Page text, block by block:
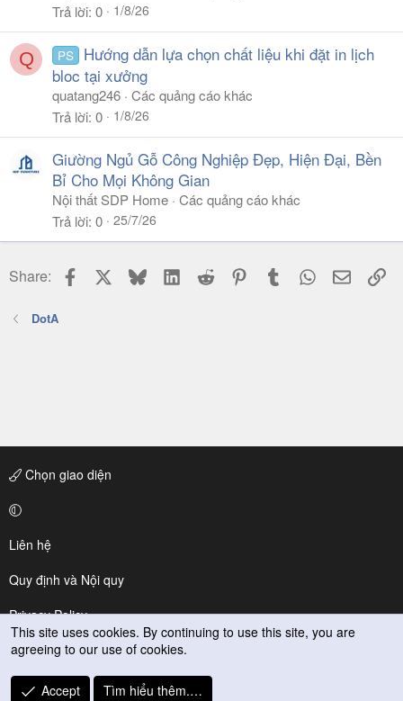
Trả lời 0 1/8/26
Q PS
Hướng dẫn lựa chọn chất liệu khi đặt in lịch
bloc tại xưởng
quatang246 Các quảng cáo khác
Trả lời 0 1/8/26
Giường Ngủ Gỗ Công Nghiệp Đẹp, Hiện Đại, Bền
Bỉ Cho Mọi Không Gian
Nội thất SDP Home Các quảng cáo khác
Trả lời 0 25/7/26
Share: Facebook BlueskyLinkedIn
Reddit PinterestTumblr WhatsApp
Email
DotA
Chọn giao diện
Liên hệ
Quy định và Nội quy
Privacy Policy
Trợ giúp
R
This site uses cookies. By continuing to use this site, you are
agreeing to our use of cookies.
Accept Tìm hiểu thêm.…